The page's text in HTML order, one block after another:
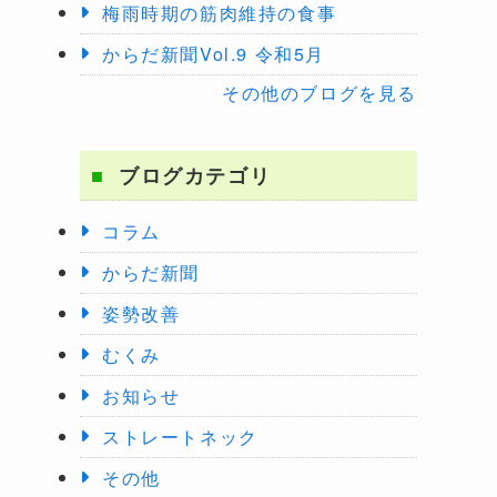
梅雨時期の筋肉維持の食事
からだ新聞Vol.9 令和5月
その他のブログを見る
ブログカテゴリ
コラム
からだ新聞
姿勢改善
むくみ
お知らせ
ストレートネック
その他